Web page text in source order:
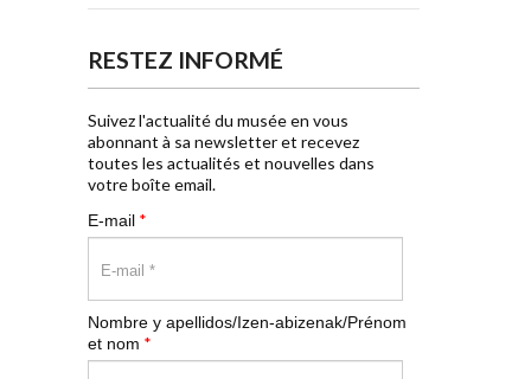
RESTEZ INFORMÉ
Suivez l'actualité du musée en vous
abonnant à sa newsletter et recevez
toutes les actualités et nouvelles dans
votre boîte email.
E-mail *
Nombre y apellidos/Izen-abizenak/Prénom
et nom *